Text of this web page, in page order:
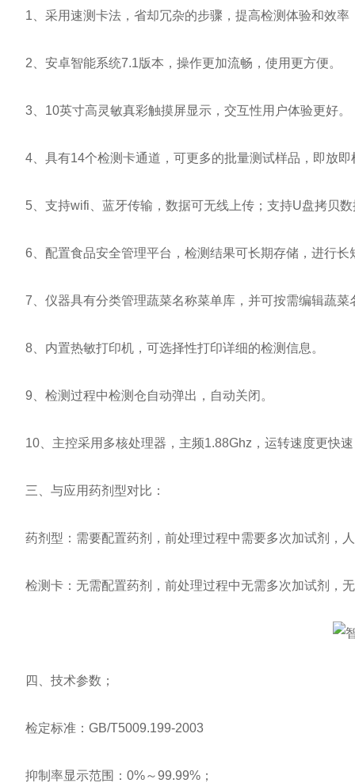
1、采用速测卡法，省却冗杂的步骤，提高检测体验和效率
2、安卓智能系统7.1版本，操作更加流畅，使用更方便。
3、10英寸高灵敏真彩触摸屏显示，交互性用户体验更好。
4、具有14个检测卡通道，可更多的批量测试样品，即放即
5、支持wifi、蓝牙传输，数据可无线上传；支持U盘拷贝数
6、配置食品安全管理平台，检测结果可长期存储，进行长
7、仪器具有分类管理蔬菜名称菜单库，并可按需编辑蔬菜
8、内置热敏打印机，可选择性打印详细的检测信息。
9、检测过程中检测仓自动弹出，自动关闭。
10、主控采用多核处理器，主频1.88Ghz，运转速度更快速
三、与应用药剂型对比：
药剂型：需要配置药剂，前处理过程中需要多次加试剂，
检测卡：无需配置药剂，前处理过程中无需多次加试剂，
四、技术参数；
检定标准：GB/T5009.199-2003
抑制率显示范围：0%～99.99%；